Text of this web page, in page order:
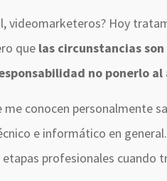
videomarketeros? Hoy
que las circunstancias
no ponerlo
me conocen personalmente
e informático en
profesionales cuando